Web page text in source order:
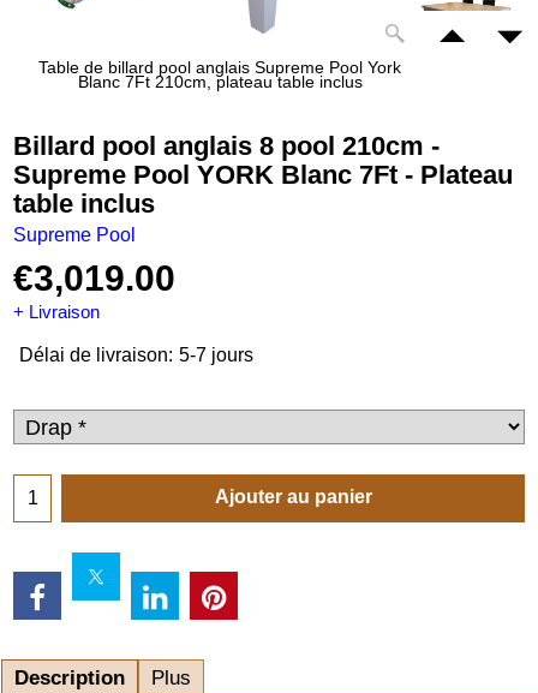
Table de billard pool anglais Supreme Pool York
Blanc 7Ft 210cm, plateau table inclus
Billard pool anglais 8 pool 210cm -
Supreme Pool YORK Blanc 7Ft - Plateau
table inclus
Supreme Pool
€3,019.00
+ Livraison
Délai de livraison: 5-7 jours
Ajouter au panier
Description Plus